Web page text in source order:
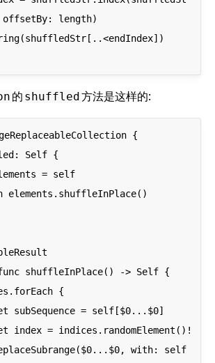
length)
的 shuffled方法是这样的:
{